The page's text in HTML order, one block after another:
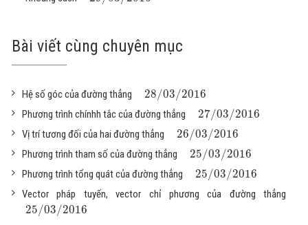
Bài viết cùng chuyên mục
Hệ số góc của đường thẳng 28/03/2016
Phương trình chínhh tắc của đường thẳng 27/03/2016
Vị trí tương đối của hai đường thẳng 26/03/2016
Phương trình tham số của đường thẳng 25/03/2016
Phương trình tổng quát của đường thẳng 25/03/2016
Vector pháp tuyến, vector chỉ phương của đường thẳng
25/03/2016